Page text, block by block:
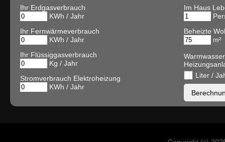
Ihr Erdgasverbrauch
KWh / Jahr
Ihr Fernwärmeverbrauch
KWh / Jahr
Ihr Flüssiggasverbrauch
Kg / Jahr
Stromverbrauch Elektroheizung
KWh / Jahr
Im Haus
Beheizte
m²
Liter /